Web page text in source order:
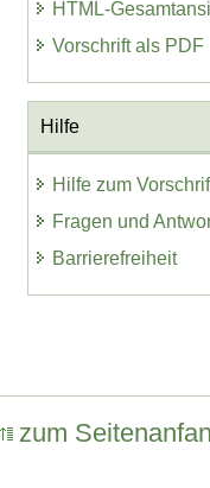
HTML-
Vorschrift als PDF
Hilfe
Hilfe zum
Fragen und
Barrierefreiheit
zum